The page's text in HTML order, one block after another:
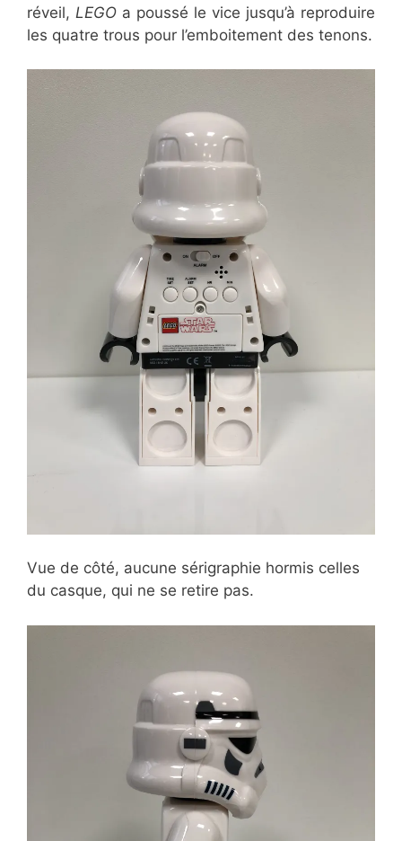
réveil, LEGO a poussé le vice jusqu’à reproduire
les quatre trous pour l’emboitement des tenons.
Vue de côté, aucune sérigraphie hormis celles
du casque, qui ne se retire pas.